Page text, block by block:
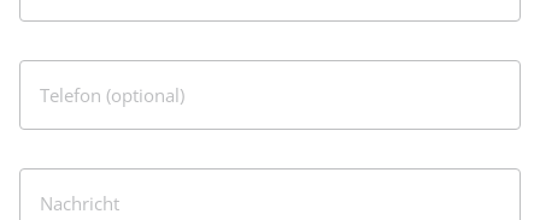
Telefon (optional)
Nachricht